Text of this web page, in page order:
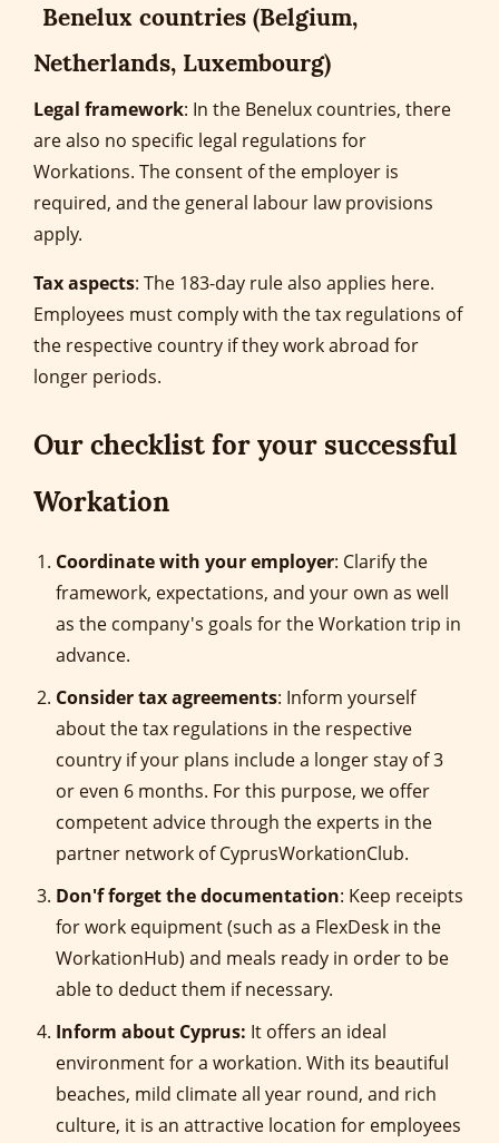
Benelux countries (Belgium,
Netherlands, Luxembourg)
Legal framework: In the Benelux countries, there
are also no specific legal regulations for
Workations. The consent of the employer is
required, and the general labour law provisions
apply.
Tax aspects: The 183-day rule also applies here.
Employees must comply with the tax regulations of
the respective country if they work abroad for
longer periods.
Our checklist for your successful
Workation
Coordinate with your employer: Clarify the
framework, expectations, and your own as well
as the company's goals for the Workation trip in
advance.
Consider tax agreements: Inform yourself
about the tax regulations in the respective
country if your plans include a longer stay of 3
or even 6 months. For this purpose, we offer
competent advice through the experts in the
partner network of CyprusWorkationClub.
Don'f forget the documentation: Keep receipts
for work equipment (such as a FlexDesk in the
WorkationHub) and meals ready in order to be
able to deduct them if necessary.
Inform about Cyprus: It offers an ideal
environment for a workation. With its beautiful
beaches, mild climate all year round, and rich
culture, it is an attractive location for employees